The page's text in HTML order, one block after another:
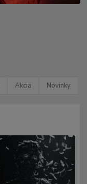
Akcia Novinky